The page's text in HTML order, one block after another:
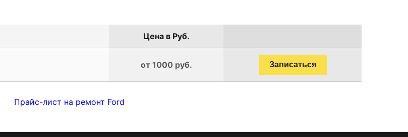
Цена в Руб.
от 1000 руб. Записаться
Прайс-лист на ремонт Ford